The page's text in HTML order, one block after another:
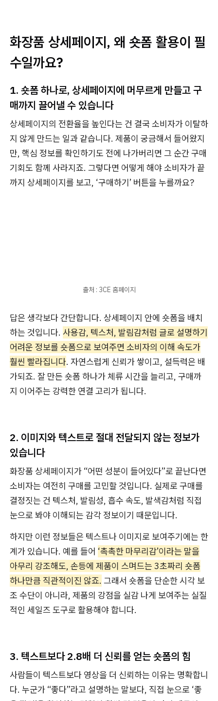
화장품 상세페이지, 왜 숏폼 활용이 필
수일까요?
1. 숏폼 하나로, 상세페이지에 머무르게 만들고 구
매까지 끌어낼 수 있습니다
상세페이지의 전환율을 높인다는 건 결국 소비자가 이탈하
지 않게 만드는 일과 같습니다. 제품이 궁금해서 들어왔지
만, 핵심 정보를 확인하기도 전에 나가버리면 그 순간 구매
기회도 함께 사라지죠. 그렇다면 어떻게 해야 소비자가 끝
까지 상세페이지를 보고, ‘구매하기’ 버튼을 누를까요?
출처 : 3CE 홈페이지
답은 생각보다 간단합니다. 상세페이지 안에 숏폼을 배치
하는 것입니다. 사용감, 텍스처, 발림감처럼 글로 설명하기
어려운 정보를 숏폼으로 보여주면 소비자의 이해 속도가
훨씬 빨라집니다. 자연스럽게 신뢰가 쌓이고, 설득력은 배
가되죠. 잘 만든 숏폼 하나가 체류 시간을 늘리고, 구매까
지 이어주는 강력한 연결 고리가 됩니다.
2. 이미지와 텍스트로 절대 전달되지 않는 정보가
있습니다
화장품 상세페이지가 “어떤 성분이 들어있다”로 끝난다면
소비자는 여전히 구매를 고민할 것입니다. 실제로 구매를
결정짓는 건 텍스처, 발림성, 흡수 속도, 발색감처럼 직접
눈으로 봐야 이해되는 감각 정보이기 때문입니다.
하지만 이런 정보들은 텍스트나 이미지로 보여주기에는 한
계가 있습니다. 예를 들어 ‘촉촉한 마무리감’이라는 말을
아무리 강조해도, 손등에 제품이 스며드는 3초짜리 숏폼
하나만큼 직관적이진 않죠. 그래서 숏폼을 단순한 시각 보
조 수단이 아니라, 제품의 강점을 실감 나게 보여주는 실질
적인 세일즈 도구로 활용해야 합니다.
3. 텍스트보다 2.8배 더 신뢰를 얻는 숏폼의 힘
사람들이 텍스트보다 영상을 더 신뢰하는 이유는 명확합니
다. 누군가 “좋다”라고 설명하는 말보다, 직접 눈으로 ‘좋